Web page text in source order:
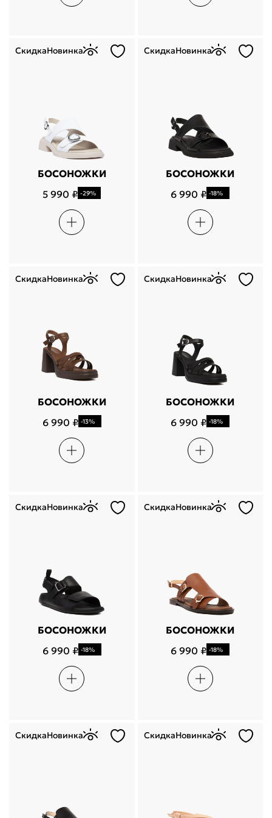
БОСОНОЖКИ
5 990 ₽ -29%
СкидкаНовинка
БОСОНОЖКИ
6 990 ₽ -18%
СкидкаНовинка
БОСОНОЖКИ
6 990 ₽ -13%
СкидкаНовинка
БОСОНОЖКИ
6 990 ₽ -18%
СкидкаНовинка
БОСОНОЖКИ
6 990 ₽ -18%
СкидкаНовинка
БОСОНОЖКИ
6 990 ₽ -18%
СкидкаНовинка
СкидкаНовинка СкидкаНовинка